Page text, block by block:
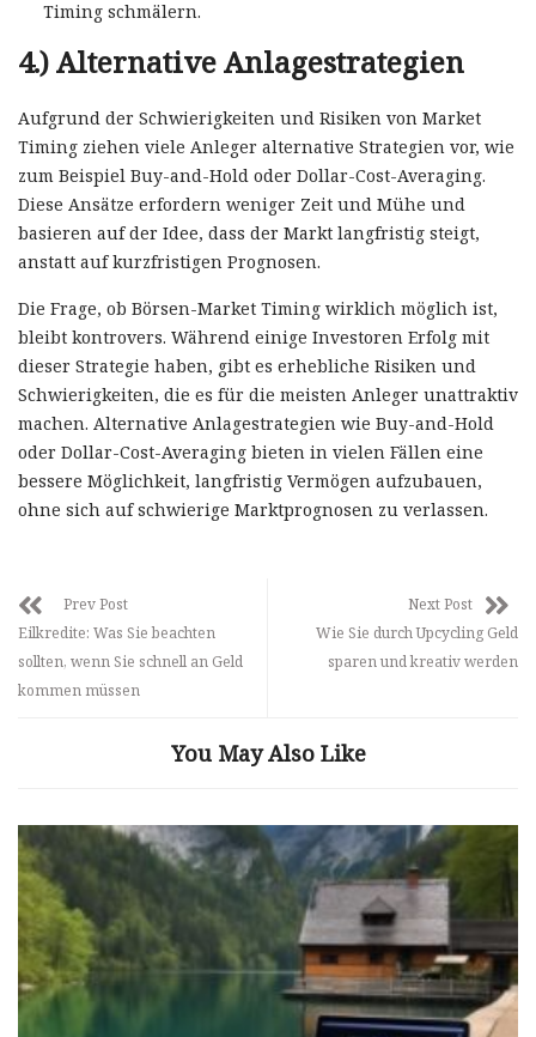
Timing schmälern.
4.)Alternative Anlagestrategien
Aufgrund der Schwierigkeiten und Risiken von Market
Timing ziehen viele Anleger alternative Strategien vor, wie
zum Beispiel Buy-and-Hold oder Dollar-Cost-Averaging.
Diese Ansätze erfordern weniger Zeit und Mühe und
basieren auf der Idee, dass der Markt langfristig steigt,
anstatt auf kurzfristigen Prognosen.
Die Frage, ob Börsen-Market Timing wirklich möglich ist,
bleibt kontrovers. Während einige Investoren Erfolg mit
dieser Strategie haben, gibt es erhebliche Risiken und
Schwierigkeiten, die es für die meisten Anleger unattraktiv
machen. Alternative Anlagestrategien wie Buy-and-Hold
oder Dollar-Cost-Averaging bieten in vielen Fällen eine
bessere Möglichkeit, langfristig Vermögen aufzubauen,
ohne sich auf schwierige Marktprognosen zu verlassen.
Prev Post
Eilkredite: Was Sie beachten
sollten, wenn Sie schnell an Geld
kommen müssen
Next Post
Wie Sie durch Upcycling Geld
sparen und kreativ werden
You May Also Like